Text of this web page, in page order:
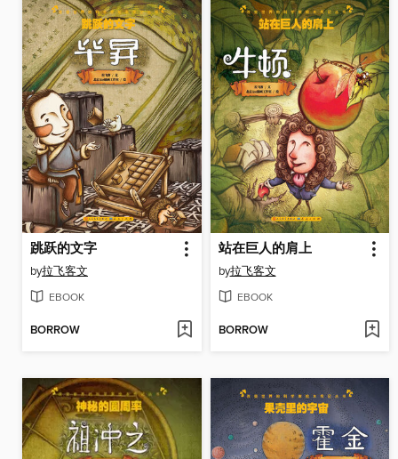
跳跃的文字
by拉飞客文
EBOOK
BORROW
站在巨人的肩上
by拉飞客文
EBOOK
BORROW